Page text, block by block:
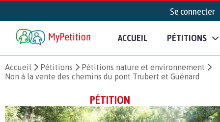
Se connecter
ACCUEIL PÉTITIONS
Accueil Pétitions
Pétitions nature et environnement
Non à la vente des chemins du pont Trubert et Guénard
PÉTITION